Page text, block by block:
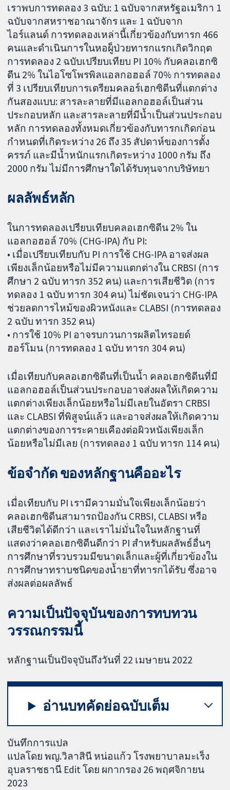
เราพบการทดลอง 3 ฉบับ: 1 ฉบับจากสหรัฐอเมริกา 1
ฉบับจากสหราชอาณาจักร และ 1 ฉบับจาก
ไอร์แลนด์ การทดลองเหล่านี้เกี่ยวข้องกับทารก 466
คนและดำเนินการในหอผู็ป่วยทารกแรกเกิดวิกฤต
การทดลอง 2 ฉบับเปรียบเทียบ PI 10% กับคลอเฮกซิ
ดีน 2% ในไอโซโพรพิลแอลกอฮอล์ 70% การทดลอง
ที่ 3 เปรียบเทียบการเตรียมคลอร์เฮกซิดีนที่แตกต่าง
กันสองแบบ: สารละลายที่มีแอลกอฮอล์เป็นส่วน
ประกอบหลัก และสารละลายที่มีน้ำเป็นส่วนประกอบ
หลัก การทดลองทั้งหมดเกี่ยวข้องกับทารกเกิดก่อน
กำหนดที่เกิดระหว่าง 26 ถึง 35 สัปดาห์ของการตั้ง
ครรภ์ และมีน้ำหนักแรกเกิดระหว่าง 1000 กรัม ถึง
2000 กรัม ไม่มีการศึกษาใดได้รับทุนจากบริษัทยา
ผลลัพธ์หลัก
ในการทดลองเปรียบเทียบคลอเฮกซิดีน 2% ใน
แอลกอฮอล์ 70% (CHG-IPA) กับ PI:
• เมื่อเปรียบเทียบกับ PI การใช้ CHG-IPA อาจส่งผล
เพียงเล็กน้อยหรือไม่มีความแตกต่างใน CRBSI (การ
ศึกษา 2 ฉบับ ทารก 352 คน) และการเสียชีวิต (การ
ทดลอง 1 ฉบับ ทารก 304 คน) ไม่ชัดเจนว่า CHG-IPA
ช่วยลดการไหม้ของผิวหนังและ CLABSI (การทดลอง
2 ฉบับ ทารก 352 คน)
• การใช้ 10% PI อาจรบกวนการผลิตไทรอยด์
ฮอร์โมน (การทดลอง 1 ฉบับ ทารก 304 คน)
เมื่อเทียบกับคลอเฮกซิดีนที่เป็นน้ำ คลอเฮกซิดีนที่มี
แอลกอฮอล์เป็นส่วนประกอบอาจส่งผลให้เกิดความ
แตกต่างเพียงเล็กน้อยหรือไม่มีเลยในอัตรา CRBSI
และ CLABSI ที่พิสูจน์แล้ว และอาจส่งผลให้เกิดความ
แตกต่างของการระคายเคืองต่อผิวหนังเพียงเล็ก
น้อยหรือไม่มีเลย (การทดลอง 1 ฉบับ ทารก 114 คน)
ข้อจำกัด ของหลักฐานคืออะไร
เมื่อเทียบกับ PI เรามีความมั่นใจเพียงเล็กน้อยว่า
คลอเฮกซิดีนสามารถป้องกัน CRBSI, CLABSI หรือ
เสียชีวิตได้ดีกว่า และเราไม่มั่นใจในหลักฐานที่
แสดงว่าคลอเฮกซิดีนดีกว่า PI สำหรับผลลัพธ์อื่นๆ
การศึกษาที่รวบรวมมีขนาดเล็กและผู้ที่เกี่ยวข้องใน
การศึกษาทราบชนิดของน้ำยาที่ทารกได้รับ ซึ่งอาจ
ส่งผลต่อผลลัพธ์
ความเป็นปัจจุบันของการทบทวน
วรรณกรรมนี้
หลักฐานเป็นปัจจุบันถึงวันที่ 22 เมษายน 2022
อ่านบทคัดย่อฉบับเต็ม
บันทึกการแปล
แปลโดย พญ.วิลาสินี หน่อแก้ว โรงพยาบาลมะเร็ง
อุบลราชธานี Edit โดย ผกากรอง 26 พฤศจิกายน
2023